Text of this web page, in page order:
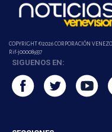
COPYRIGHT ©2026 CORPORACIÓN
Rif-j000089337
SIGUENOS EN: